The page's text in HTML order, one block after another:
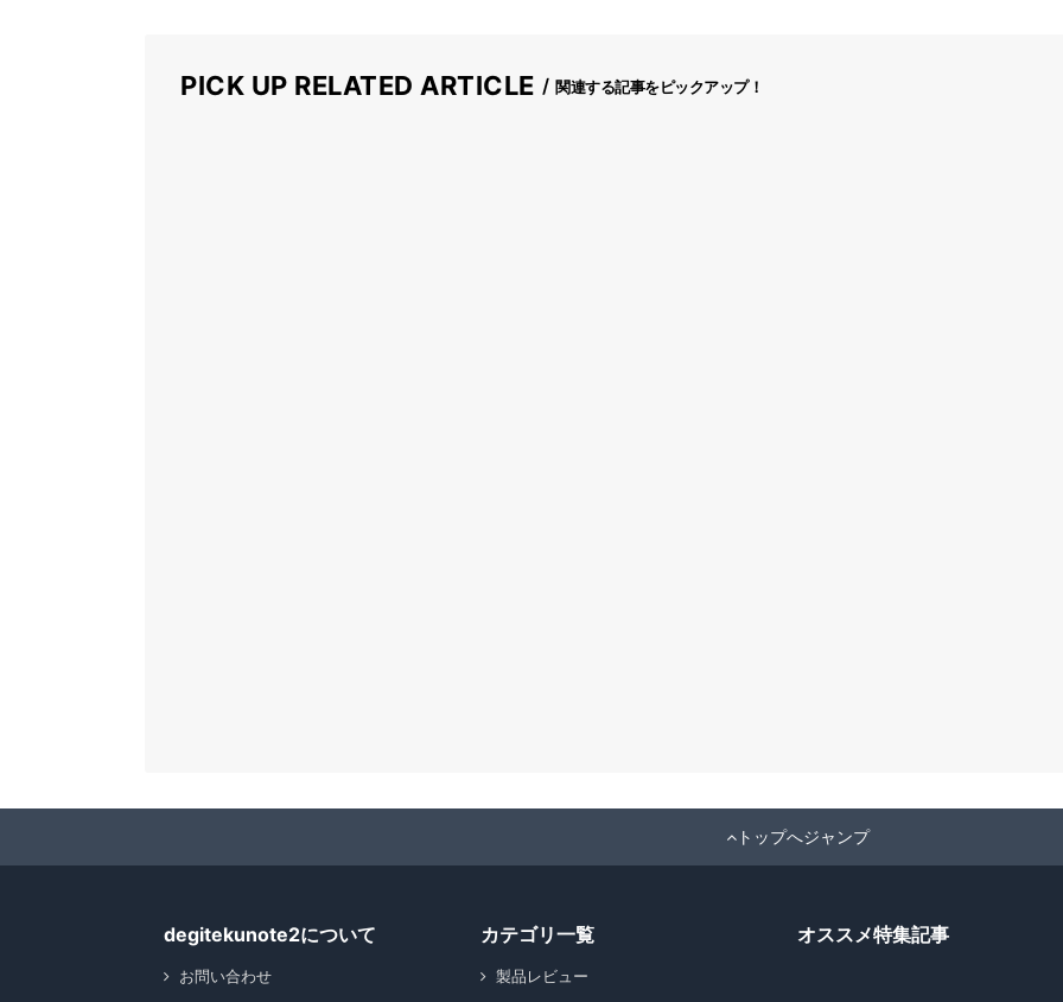
PICK UP RELATED ARTICLE 関連する記事をピックアップ！
トップへジャンプ
degitekunote2について
お問い合わせ
カテゴリ一覧
製品レビュー
オススメ特集記事